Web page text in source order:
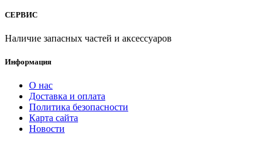
СЕРВИС
Наличие запасных частей и аксессуаров
Информация
О нас
Доставка и оплата
Политика безопасности
Карта сайта
Новости